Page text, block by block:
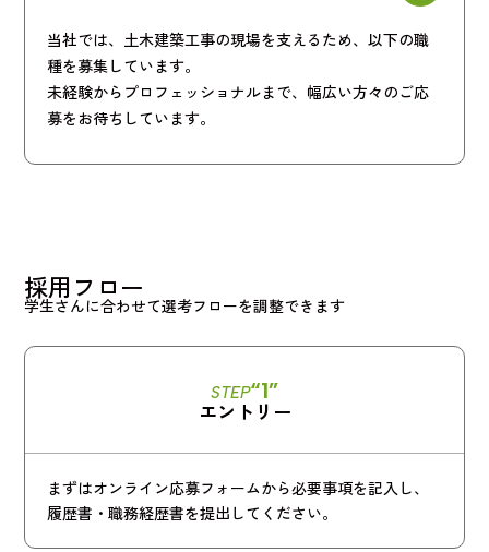
当社では、土木建築工事の現場を支えるため、以下の職
種を募集しています。
未経験からプロフェッショナルまで、幅広い方々のご応
募をお待ちしています。
採用フロー
学生さんに合わせて選考フローを調整できます
エントリー
STEP“1”
まずはオンライン応募フォームから必要事項を記入し、
履歴書・職務経歴書を提出してください。